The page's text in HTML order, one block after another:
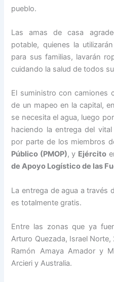
pueblo.
Las amas de casa
potable, quienes la
para sus familias, lavarán
cuidando la salud de todos
El suministro con camiones
de un mapeo en la capital,
se necesita el agua, luego
haciendo la entrega del
por parte de los miembros
Público (PMOP), y Ejército
de Apoyo Logístico de las
La entrega de agua a través
es totalmente gratis.
Entre las zonas que ya
Arturo Quezada, Israel
Ramón Amaya Amador y
Arcieri y Australia.